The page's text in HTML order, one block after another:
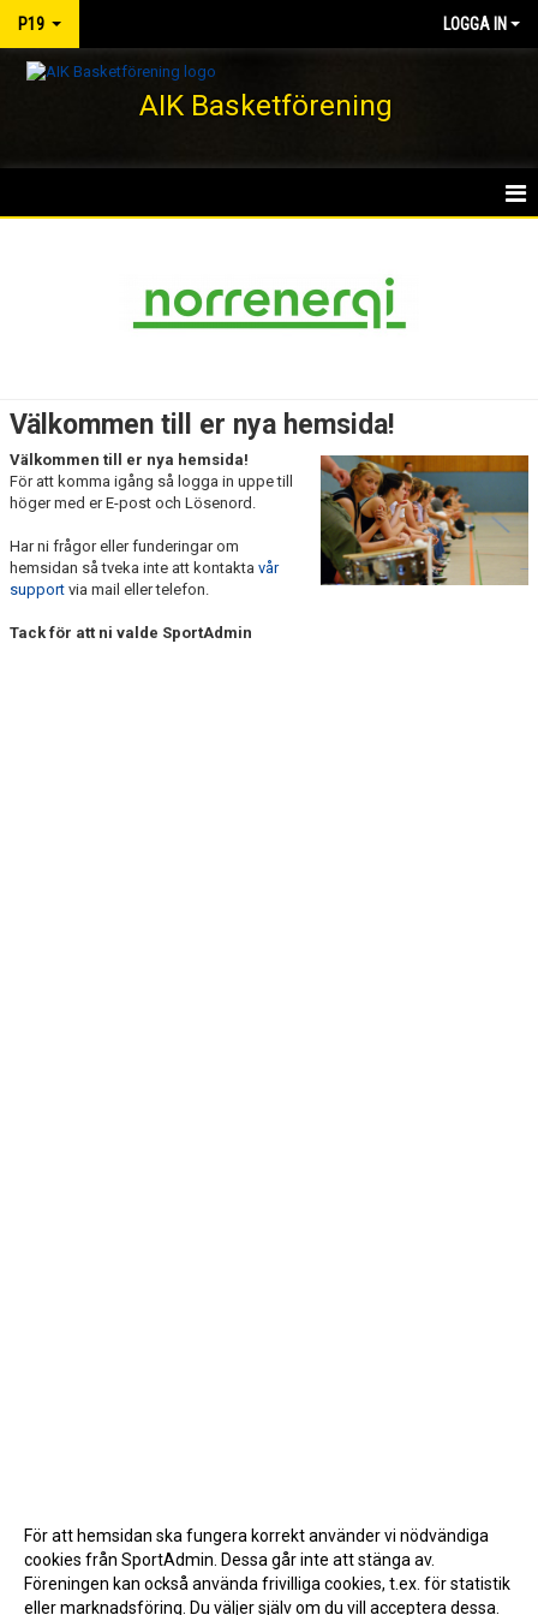
P19 LOGGA IN
AIK Basketförening
BILDGALLERI
DOKUMENT
KONTAKT
Välkommen till er nya hemsida!
Välkommen till er nya hemsida!
För att komma igång så logga in uppe till
höger med er E-post och Lösenord.
Har ni frågor eller funderingar om
hemsidan så tveka inte att kontakta vår
support via mail eller telefon.
Tack för att ni valde SportAdmin
För att hemsidan ska fungera korrekt använder vi nödvändiga
cookies från SportAdmin. Dessa går inte att stänga av.
Föreningen kan också använda frivilliga cookies, t.ex. för statistik
eller marknadsföring. Du väljer själv om du vill acceptera dessa.